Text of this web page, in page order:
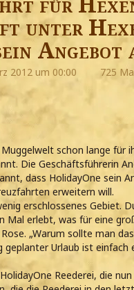
unter
Angebot
2012 um 00:00 725
schon lange für
Die Geschäftsführerin
dass HolidayOne sein
erweitern will.
erschlossenes Gebiet.
Mal erlebt, was für eine
„Warum sollte man
geplanter Urlaub ist
Reederei, die